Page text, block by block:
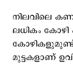
നിലവിലെ
ലധികം
മുട്ടകളാണ്